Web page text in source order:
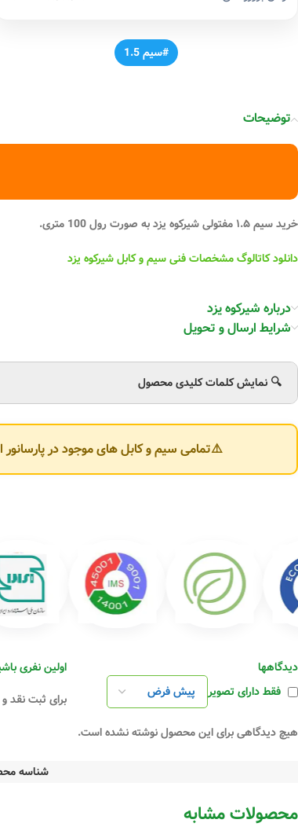
#سیم 1.5
توضیحات
خرید سیم ۱.۵ مفتولی شیرکوه یزد به صورت رول 100 متری.
دانلود کاتالوگ مشخصات فنی سیم و کابل شیرکوه یزد
درباره شیرکوه یزد
شرایط ارسال و تحویل
🔍 نمایش کلمات کلیدی محصول
⚠️تمامی سیم و کابل های موجود در
دیدگاهها
فقط دارای تصویر
هیچ دیدگاهی برای این محصول نوشته نشده است.
اولین نفری باشید
برای ثبت نقد
شناسه
محصولات مشابه